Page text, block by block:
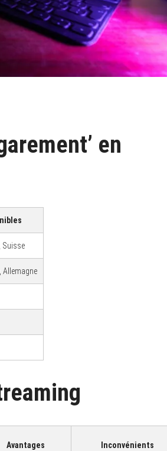
en
Suisse
Allemagne
Avantages Inconvénients